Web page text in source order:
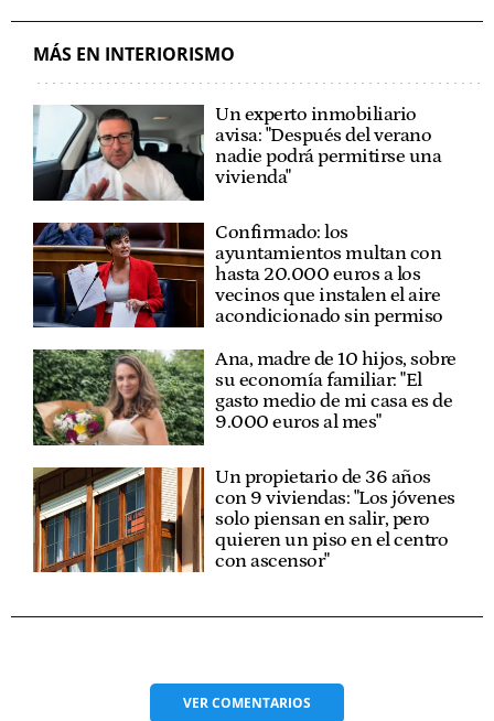
MÁS EN INTERIORISMO
Un experto inmobiliario
avisa: "Después del verano
nadie podrá permitirse una
vivienda"
Confirmado: los
ayuntamientos multan con
hasta 20.000 euros a los
vecinos que instalen el aire
acondicionado sin permiso
Ana, madre de 10 hijos, sobre
su economía familiar: "El
gasto medio de mi casa es de
9.000 euros al mes"
Un propietario de 36 años
con 9 viviendas: "Los jóvenes
solo piensan en salir, pero
quieren un piso en el centro
con ascensor"
VERCOMENTARIOS